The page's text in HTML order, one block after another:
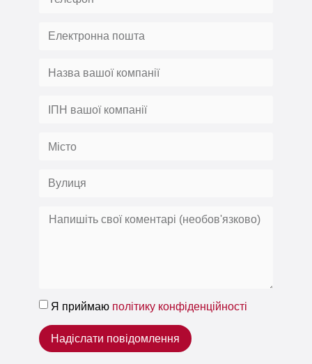
Я приймаю політику конфіденційності
Надіслати повідомлення